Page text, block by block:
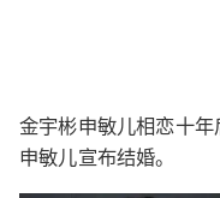
金宇彬申敏儿相恋十
申敏儿宣布结婚。